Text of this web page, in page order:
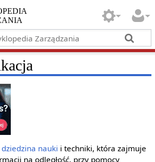
dziedzina nauki i techniki, która zajmuje
na odległość, przy pomocy